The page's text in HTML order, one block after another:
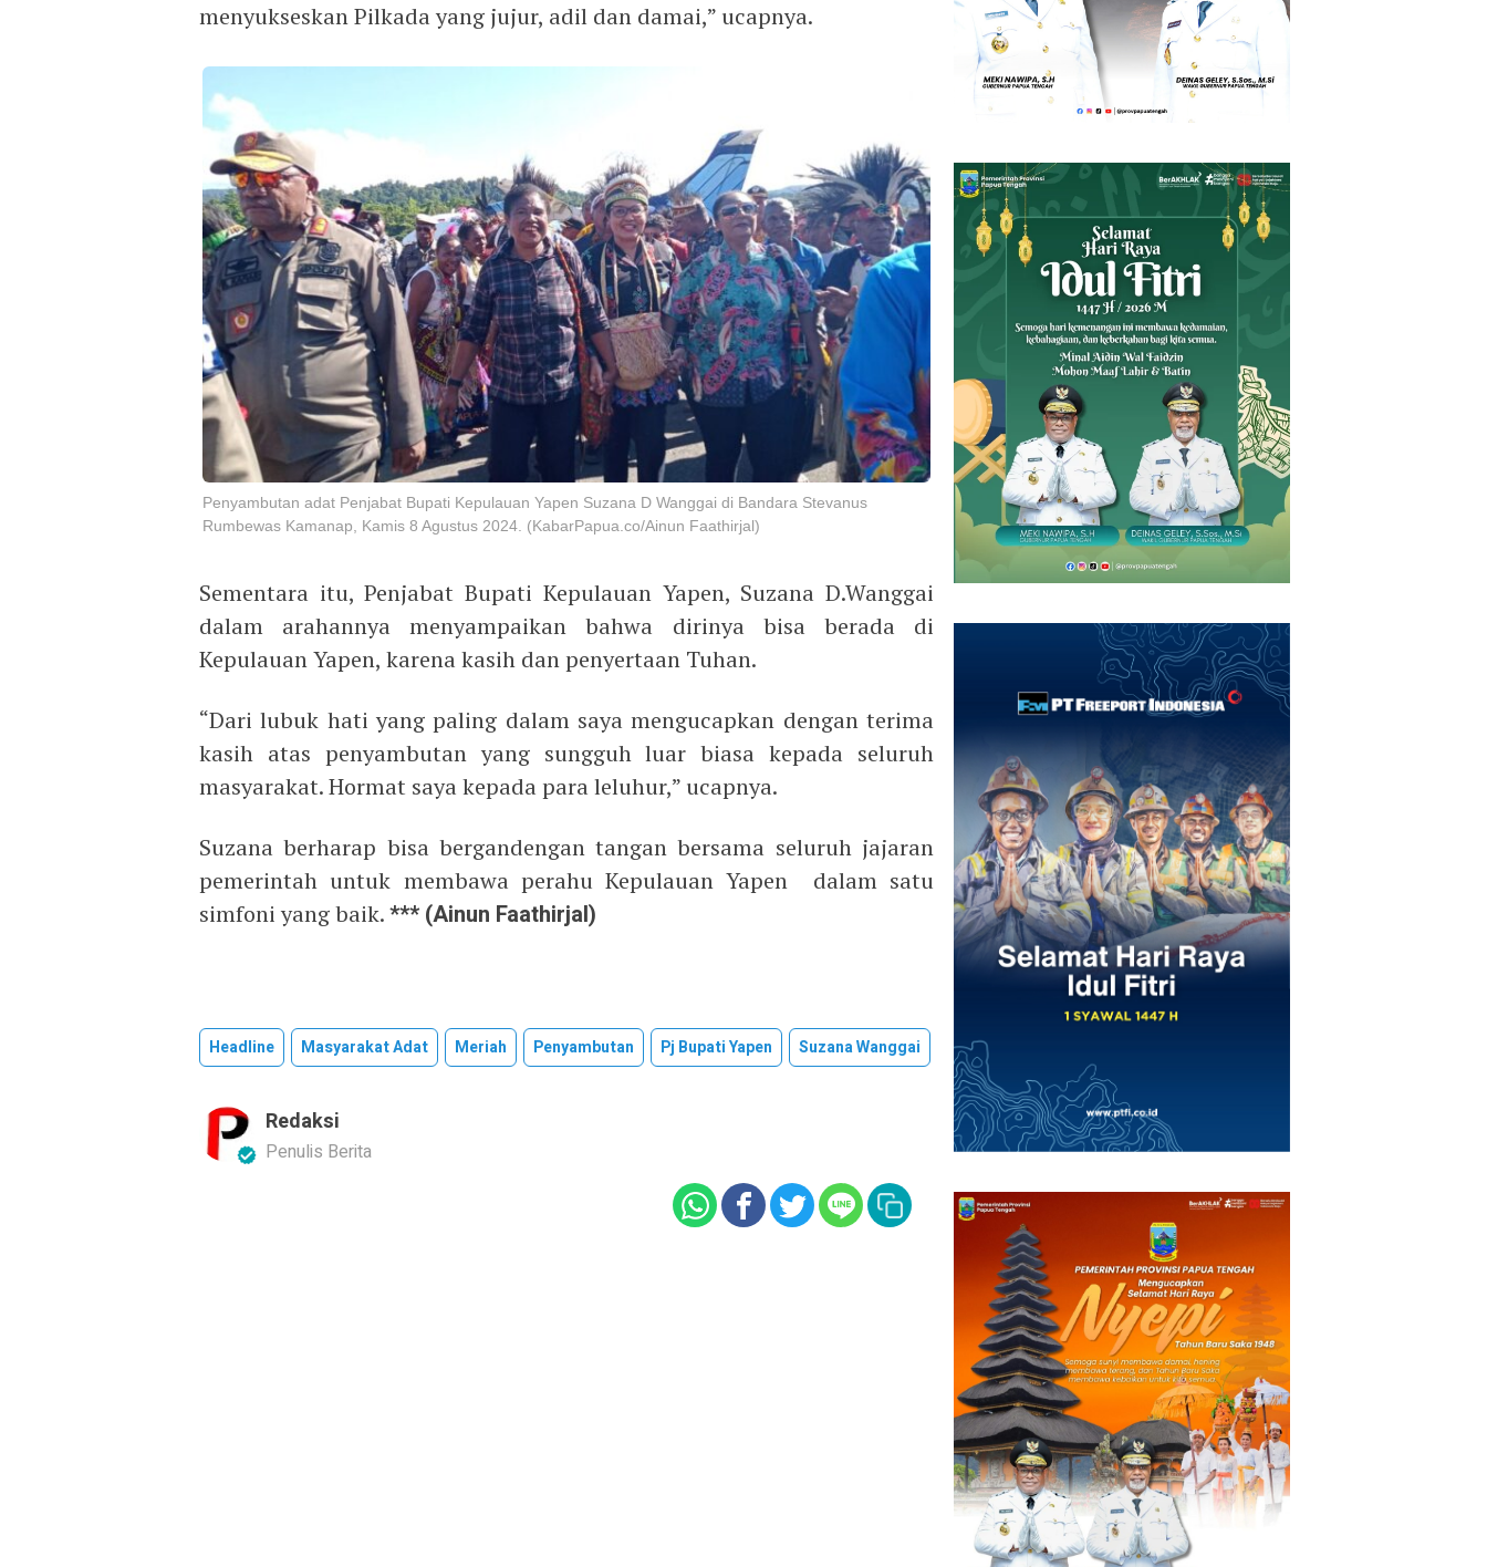
menyukseskan Pilkada yang jujur, adil dan damai,” ucapnya.
Penyambutan adat Penjabat Bupati Kepulauan Yapen Suzana D Wanggai di Bandara Stevanus
Rumbewas Kamanap, Kamis 8 Agustus 2024. (KabarPapua.co/Ainun Faathirjal)
Sementara itu, Penjabat Bupati Kepulauan Yapen, Suzana D.Wanggai
dalam arahannya menyampaikan bahwa dirinya bisa berada di
Kepulauan Yapen, karena kasih dan penyertaan Tuhan.
“Dari lubuk hati yang paling dalam saya mengucapkan dengan terima
kasih atas penyambutan yang sungguh luar biasa kepada seluruh
masyarakat. Hormat saya kepada para leluhur,” ucapnya.
Suzana berharap bisa bergandengan tangan bersama seluruh jajaran
pemerintah untuk membawa perahu Kepulauan Yapen dalam satu
simfoni yang baik.*** (Ainun Faathirjal)
Headline Masyarakat Adat Meriah Penyambutan Pj Bupati Yapen Suzana Wanggai
Redaksi
Penulis Berita